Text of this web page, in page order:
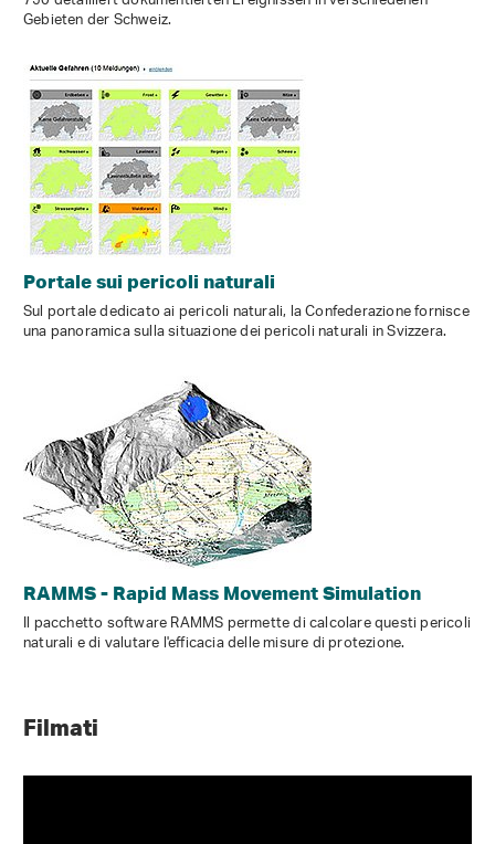
Gebieten der Schweiz.
Portale sui pericoli naturali
Sul portale dedicato ai pericoli naturali, la Confederazione fornisce
una panoramica sulla situazione dei pericoli naturali in Svizzera.
RAMMS - Rapid Mass Movement Simulation
Il pacchetto software RAMMS permette di calcolare questi pericoli
naturali e di valutare l'efficacia delle misure di protezione.
Filmati